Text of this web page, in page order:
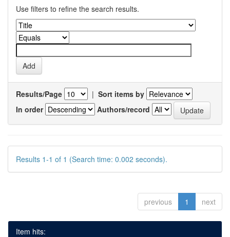
Use filters to refine the search results.
Results/Page | Sort items by
In order
Authors/record
Results 1-1 of 1 (Search time: 0.002 seconds).
previous 1 next
Item hits: